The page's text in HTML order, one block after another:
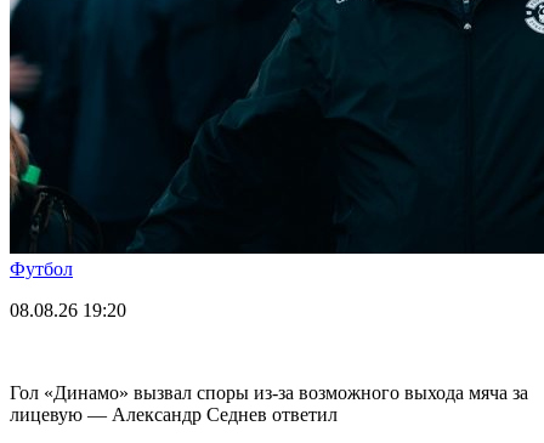
Футбол
08.08.26 19:20
Гол «Динамо» вызвал споры из-за возможного выхода мяча за
лицевую — Александр Седнев ответил